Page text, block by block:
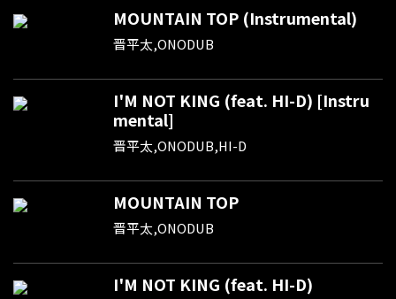
MOUNTAIN TOP (Instrumental)
晋平太,ONODUB
I'M NOT KING (feat. HI-D) [Instru
mental]
晋平太,ONODUB,HI-D
MOUNTAIN TOP
晋平太,ONODUB
I'M NOT KING (feat. HI-D)